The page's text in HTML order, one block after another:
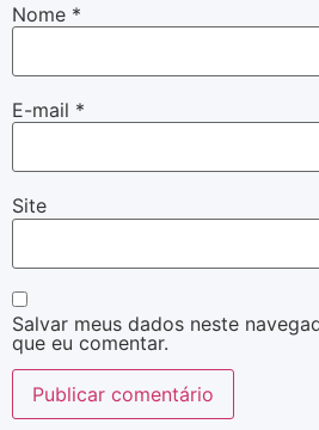
Nome *
E-mail *
Site
Salvar meus dados neste
que eu comentar.